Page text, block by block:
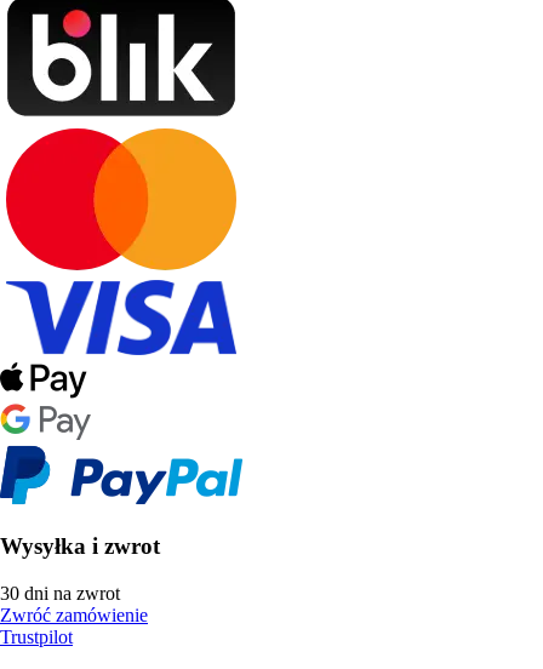
Wysyłka i zwrot
30 dni na zwrot
Zwróć zamówienie
Trustpilot